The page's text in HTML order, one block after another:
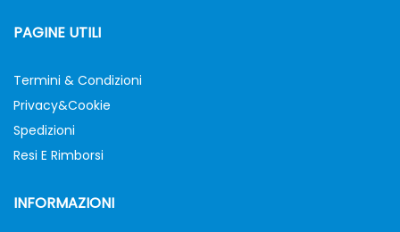
PAGINE UTILI
Termini & Condizioni
Privacy&Cookie
Spedizioni
Resi E Rimborsi
INFORMAZIONI